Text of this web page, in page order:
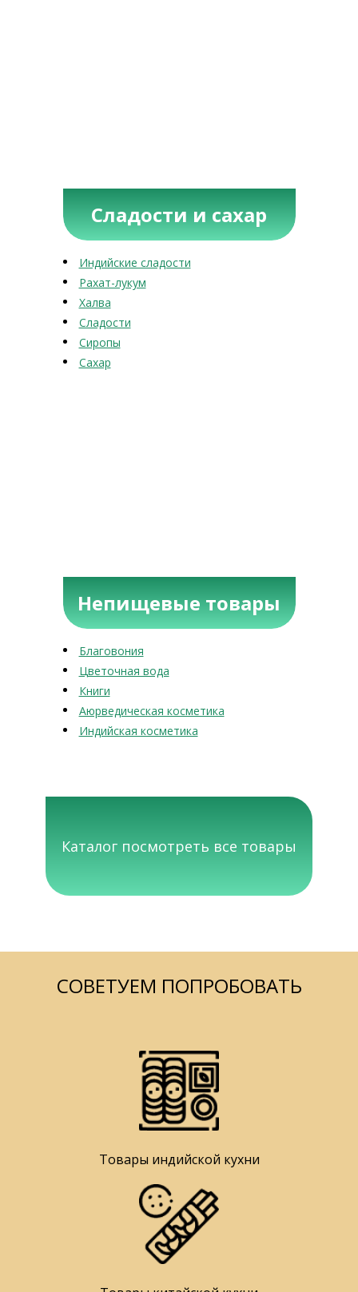
Сладости и сахар
Индийские сладости
Рахат-лукум
Халва
Сладости
Сиропы
Сахар
Непищевые товары
Благовония
Цветочная вода
Книги
Аюрведическая косметика
Индийская косметика
Каталог посмотреть все товары
СОВЕТУЕМ ПОПРОБОВАТЬ
Товары индийской кухни